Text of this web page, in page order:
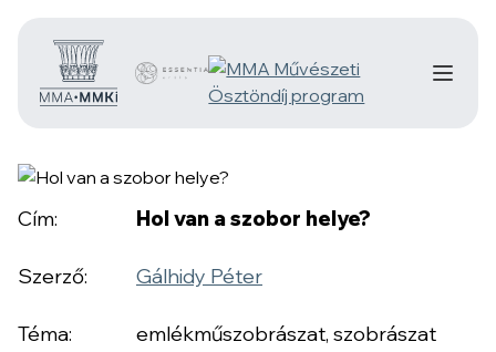
Cím: Hol van a szobor helye?
Szerző: Gálhidy Péter
Téma: emlékműszobrászat, szobrászat